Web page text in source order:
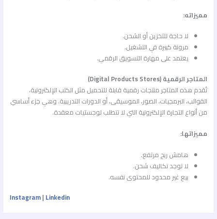
مميزاته:
لا حاجة للتخزين أو الشحن.
مرونة كبيرة في التشغيل.
يعتمد على مهارة التسويق الرقمي.
المتاجر الرقمية (Digital Products Stores)
تُقدم هذه المتاجر منتجات رقمية قابلة للتحميل مثل الكتب الإلكترونية،
القوالب، البرمجيات، الصور، الموسيقى، أو الدورات التدريبية. وهي جزء أساسي
من أنواع التجارة الإلكترونية التي لا تتطلب لوجستيات معقدة.
مميزاتها:
هامش ربح مرتفع.
لا توجد تكاليف شحن.
بيع غير محدود للمحتوى نفسه.
Instagram| Linkedin